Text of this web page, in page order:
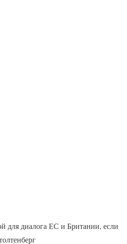
для диалога ЕС и Британии, если